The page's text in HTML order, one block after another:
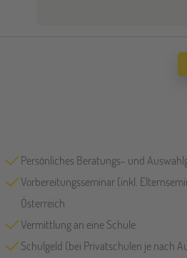
Persönliches Beratungs- und
Vorbereitungsseminar (inkl.
Österreich
Vermittlung an eine Schule
Schulgeld (bei Privatschulen je nach